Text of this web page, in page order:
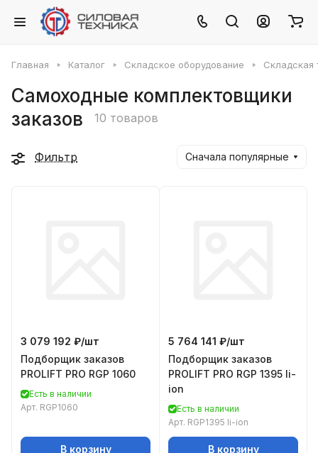
Главная Каталог Складское оборудование Складская
Самоходные комплектовщики
заказов
10 товаров
Фильтр Сначала популярные
3 079 192 ₽/шт
Подборщик заказов
PROLIFT PRO RGP 1060
Есть в наличии
Арт. RGP1060
В корзину
5 764 141 ₽/шт
Подборщик заказов
PROLIFT PRO RGP 1395 li-
ion
Есть в наличии
Арт. RGP1395 li-ion
В корзину